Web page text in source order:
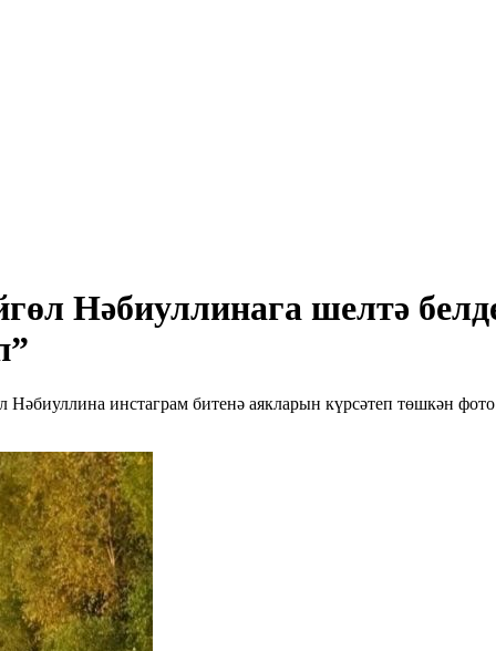
Нәбиуллинага шелтә
инстаграм битенә аякларын күрсәтеп төшкән